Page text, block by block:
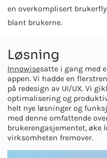
en overkomplisert
blant brukerne.
Løsning
Innowisesatte i gang med
appen. Vi hadde en
på redesign av UI/UX. Vi
optimalisering og
helt nye løsninger og
med denne omfattende
brukerengasjementet, øke
virksomheten fremover.